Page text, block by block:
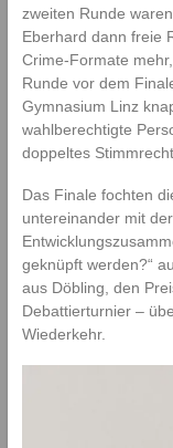
u
n
g
s
a
s
a
t
ü
r
E
e
zweiten Runde
Eberhard dann freie
Crime-Formate
Runde vor dem
Gymnasium Linz
wahlberechtigte
doppeltes
Das Finale fochten
untereinander mit
geknüpft werden?“
aus Döbling, den
Debattierturnier –
Wiederkehr.